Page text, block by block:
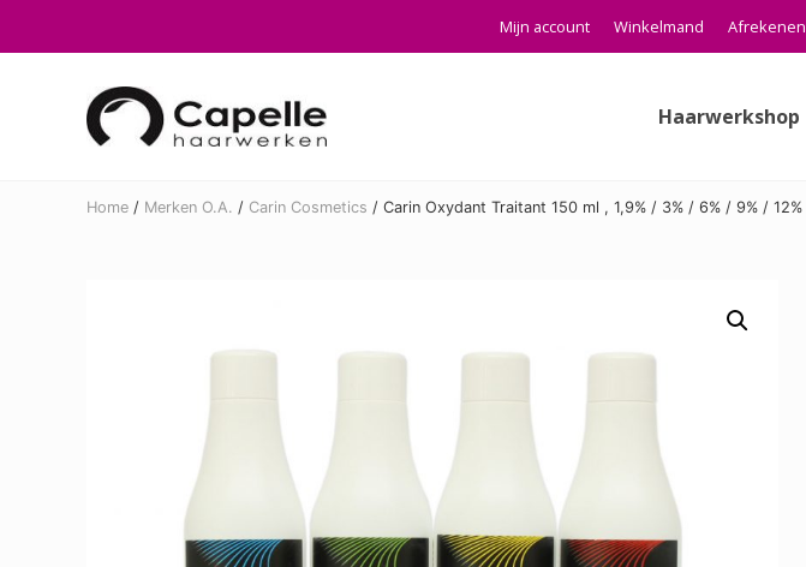
to
navigation
to
to
Mijn account Winkelmand Afrekenen
Haarwerkshop
Home / Merken O.A. / Carin Cosmetics / Carin Oxydant Traitant 150 ml , 1,9% / 3% / 6% / 9% / 12%